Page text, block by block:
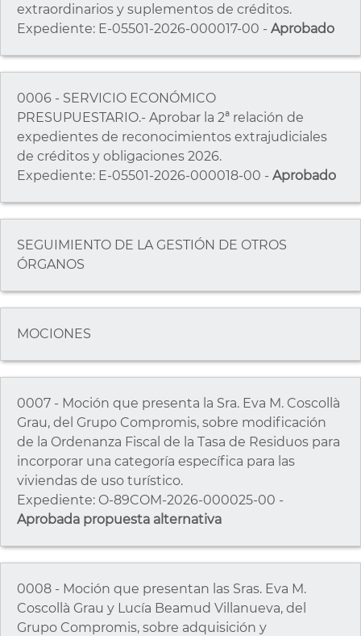
extraordinarios y suplementos de créditos.
Expediente: E-05501-2026-000017-00 - Aprobado
0006 - SERVICIO ECONÓMICO
PRESUPUESTARIO.- Aprobar la 2ª relación de
expedientes de reconocimientos extrajudiciales
de créditos y obligaciones 2026.
Expediente: E-05501-2026-000018-00 - Aprobado
SEGUIMIENTO DE LA GESTIÓN DE OTROS
ÓRGANOS
MOCIONES
0007 - Moción que presenta la Sra. Eva M. Coscollà
Grau, del Grupo Compromis, sobre modificación
de la Ordenanza Fiscal de la Tasa de Residuos para
incorporar una categoría específica para las
viviendas de uso turístico.
Expediente: O-89COM-2026-000025-00 -
Aprobada propuesta alternativa
0008 - Moción que presentan las Sras. Eva M.
Coscollà Grau y Lucía Beamud Villanueva, del
Grupo Compromis, sobre adquisición y